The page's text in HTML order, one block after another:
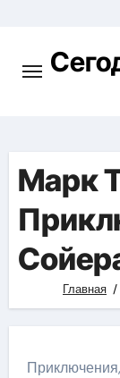
содержимому
Марк
Главная